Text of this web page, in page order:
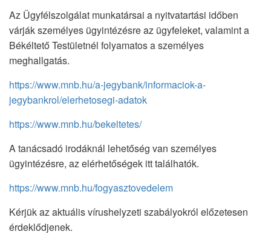
Az Ügyfélszolgálat munkatársai a nyitvatartási időben
várják személyes ügyintézésre az ügyfeleket, valamint a
Békéltető Testületnél folyamatos a személyes
meghallgatás.
https://www.mnb.hu/a-jegybank/informaciok-a-
jegybankrol/elerhetosegi-adatok
https://www.mnb.hu/bekeltetes/
A tanácsadó irodáknál lehetőség van személyes
ügyintézésre, az elérhetőségek itt találhatók.
https://www.mnb.hu/fogyasztovedelem
Kérjük az aktuális vírushelyzeti szabályokról előzetesen
érdeklődjenek.